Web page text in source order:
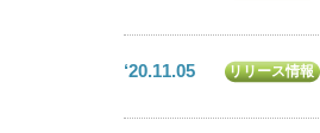
‘20.11.05 リリース情報